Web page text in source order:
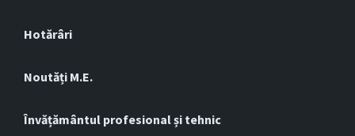
Hotărâri
Noutăți M.E.
Învățământul profesional și tehnic